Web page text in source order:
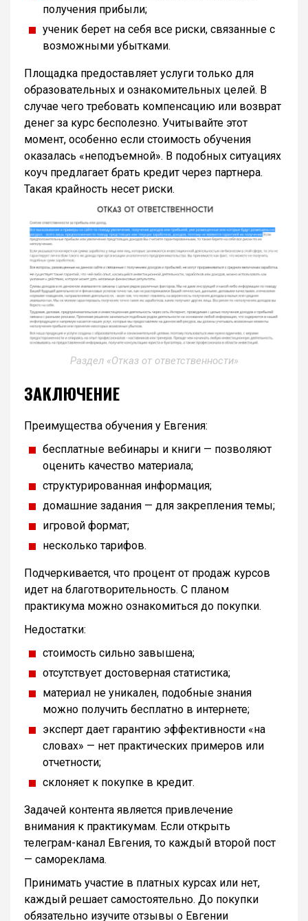
получения прибыли;
ученик берет на себя все риски, связанные с
возможными убытками.
Площадка предоставляет услуги только для
образовательных и ознакомительных целей. В
случае чего требовать компенсацию или возврат
денег за курс бесполезно. Учитывайте этот
момент, особенно если стоимость обучения
оказалась «неподъемной». В подобных ситуациях
коуч предлагает брать кредит через партнера.
Такая крайность несет риски.
Раздел «Отказ от ответственности»
ЗАКЛЮЧЕНИЕ
Преимущества обучения у Евгения:
бесплатные вебинары и книги — позволяют
оценить качество материала;
структурированная информация;
домашние задания — для закрепления темы;
игровой формат;
несколько тарифов.
Подчеркивается, что процент от продаж курсов
идет на благотворительность. С планом
практикума можно ознакомиться до покупки.
Недостатки:
стоимость сильно завышена;
отсутствует достоверная статистика;
материал не уникален, подобные знания
можно получить бесплатно в интернете;
эксперт дает гарантию эффективности «на
словах» — нет практических примеров или
отчетности;
склоняет к покупке в кредит.
Задачей контента является привлечение
внимания к практикумам. Если открыть
телеграм-канал Евгения, то каждый второй пост
— самореклама.
Принимать участие в платных курсах или нет,
каждый решает самостоятельно. До покупки
обязательно изучите отзывы о Евгении